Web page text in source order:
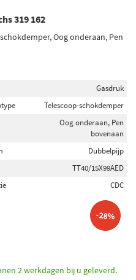
319 162
Oog onderaan, Pen
Gasdruk
Telescoop-schokdemper
Oog onderaan, Pen
bovenaan
Dubbelpijp
TT40/15X99AED
CDC
-28%
2 werkdagen bij u geleverd.